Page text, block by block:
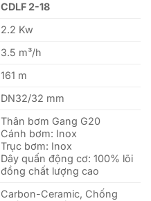
CDLF 2-18
2.2 Kw
3.5 m³/h
161 m
DN32/32 mm
Thân bơm Gang G20
Cánh bơm: Inox
Trục bơm: Inox
Dây quấn động cơ: 100% lõi
đồng chất lượng cao
Carbon-Ceramic, Chống